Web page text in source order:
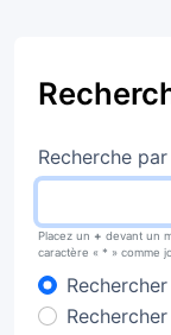
Recherche
Placez un + devant un
caractère « * » comme